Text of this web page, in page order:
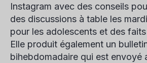
Instagram avec des conseils
des discussions à table les
pour les adolescents et des
Elle produit également un
bihebdomadaire qui est envoyé